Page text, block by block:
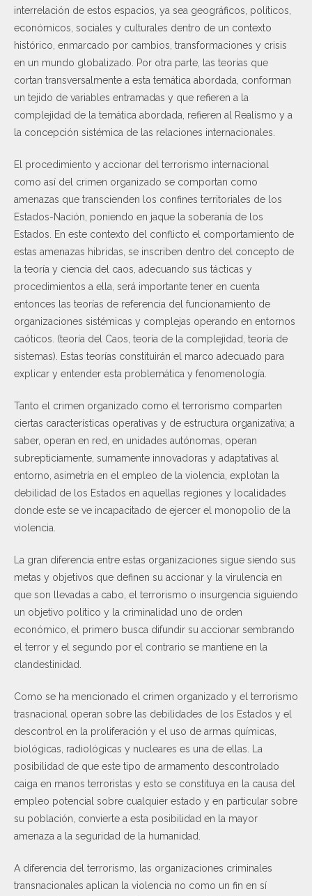
interrelación de estos espacios, ya sea geográficos, políticos,
económicos, sociales y culturales dentro de un contexto
histórico, enmarcado por cambios, transformaciones y crisis
en un mundo globalizado. Por otra parte, las teorías que
cortan transversalmente a esta temática abordada, conforman
un tejido de variables entramadas y que refieren a la
complejidad de la temática abordada, refieren al Realismo y a
la concepción sistémica de las relaciones internacionales.
El procedimiento y accionar del terrorismo internacional
como así del crimen organizado se comportan como
amenazas que transcienden los confines territoriales de los
Estados-Nación, poniendo en jaque la soberanía de los
Estados. En este contexto del conflicto el comportamiento de
estas amenazas hibridas, se inscriben dentro del concepto de
la teoría y ciencia del caos, adecuando sus tácticas y
procedimientos a ella, será importante tener en cuenta
entonces las teorías de referencia del funcionamiento de
organizaciones sistémicas y complejas operando en entornos
caóticos. (teoría del Caos, teoría de la complejidad, teoría de
sistemas). Estas teorías constituirán el marco adecuado para
explicar y entender esta problemática y fenomenología.
Tanto el crimen organizado como el terrorismo comparten
ciertas características operativas y de estructura organizativa; a
saber, operan en red, en unidades autónomas, operan
subrepticiamente, sumamente innovadoras y adaptativas al
entorno, asimetría en el empleo de la violencia, explotan la
debilidad de los Estados en aquellas regiones y localidades
donde este se ve incapacitado de ejercer el monopolio de la
violencia.
La gran diferencia entre estas organizaciones sigue siendo sus
metas y objetivos que definen su accionar y la virulencia en
que son llevadas a cabo, el terrorismo o insurgencia siguiendo
un objetivo político y la criminalidad uno de orden
económico, el primero busca difundir su accionar sembrando
el terror y el segundo por el contrario se mantiene en la
clandestinidad.
Como se ha mencionado el crimen organizado y el terrorismo
trasnacional operan sobre las debilidades de los Estados y el
descontrol en la proliferación y el uso de armas químicas,
biológicas, radiológicas y nucleares es una de ellas. La
posibilidad de que este tipo de armamento descontrolado
caiga en manos terroristas y esto se constituya en la causa del
empleo potencial sobre cualquier estado y en particular sobre
su población, convierte a esta posibilidad en la mayor
amenaza a la seguridad de la humanidad.
A diferencia del terrorismo, las organizaciones criminales
transnacionales aplican la violencia no como un fin en sí